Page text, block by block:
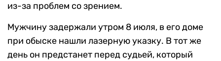
из-за проблем со зрением.
Мужчину задержали утром 8 июля, в его доме
при обыске нашли лазерную указку. В тот же
день он предстанет перед судьей, который